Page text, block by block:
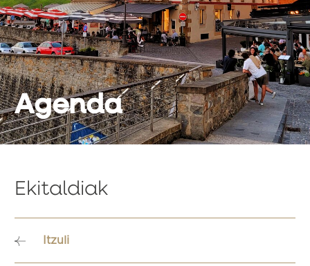
Agenda
Ekitaldiak
Itzuli